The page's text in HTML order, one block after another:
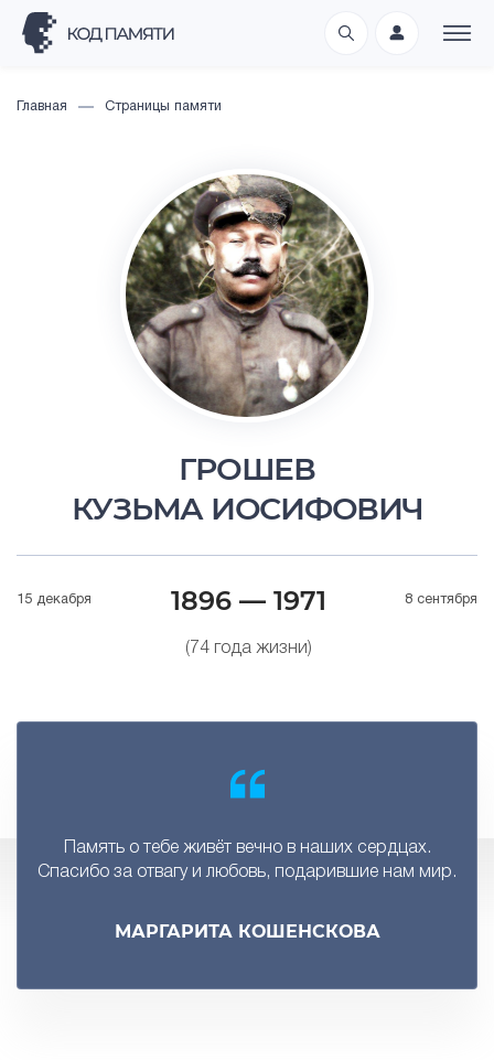
Главная Страницы памяти
ГРОШЕВ
КУЗЬМА ИОСИФОВИЧ
15 декабря 1896 — 1971
(74 года жизни)
8 сентября
Память о тебе живёт вечно в наших сердцах.
Спасибо за отвагу и любовь, подарившие нам мир.
МАРГАРИТА КОШЕНСКОВА